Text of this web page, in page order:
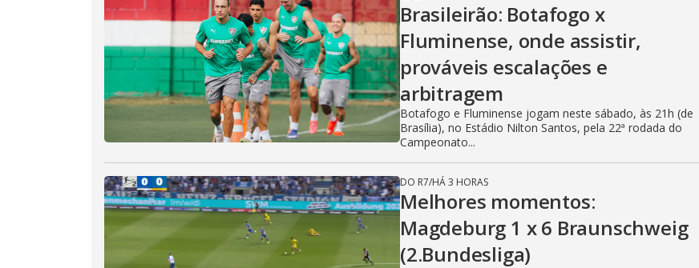
Brasileirão: Botafogo x
Fluminense, onde assistir,
prováveis escalações e
arbitragem
Botafogo e Fluminense jogam neste sábado, às 21h (de
Brasília), no Estádio Nilton Santos, pela 22ª rodada do
Campeonato...
DO R7/HÁ 3 HORAS
Melhores momentos:
Magdeburg 1 x 6 Braunschweig
(2.Bundesliga)